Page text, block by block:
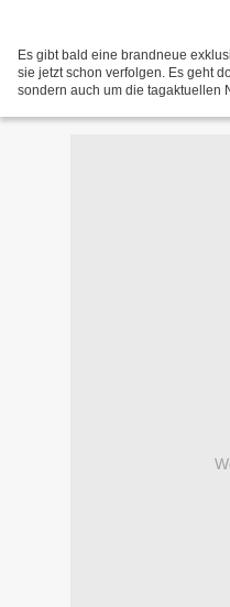
Es gibt bald eine brandneue
sie jetzt schon verfolgen. Es geht
sondern auch um die tagaktuellen